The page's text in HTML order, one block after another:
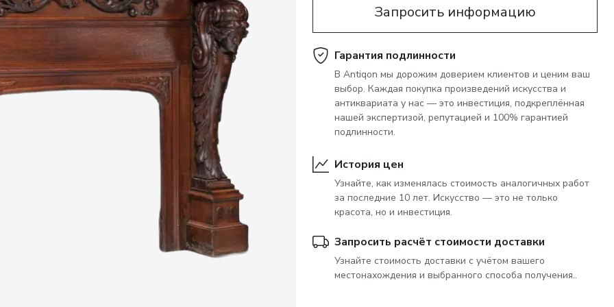
June 5, 2027 12:00
аукцион «антиквариат и изящное
искусство» 5 июня 2027 года
медиацентр художники и мастера
Запросить информацию
Гарантия подлинности
В Antiqon мы дорожим доверием клиентов и ценим ваш
выбор. Каждая покупка произведений искусства и
антиквариата у нас — это инвестиция, подкреплённая
нашей экспертизой, репутацией и 100% гарантией
подлинности.
История цен
Узнайте, как изменялась стоимость аналогичных работ
за последние 10 лет. Искусство — это не только
красота, но и инвестиция.
Запросить расчёт стоимости доставки
Узнайте стоимость доставки с учётом вашего
местонахождения и выбранного способа получения..